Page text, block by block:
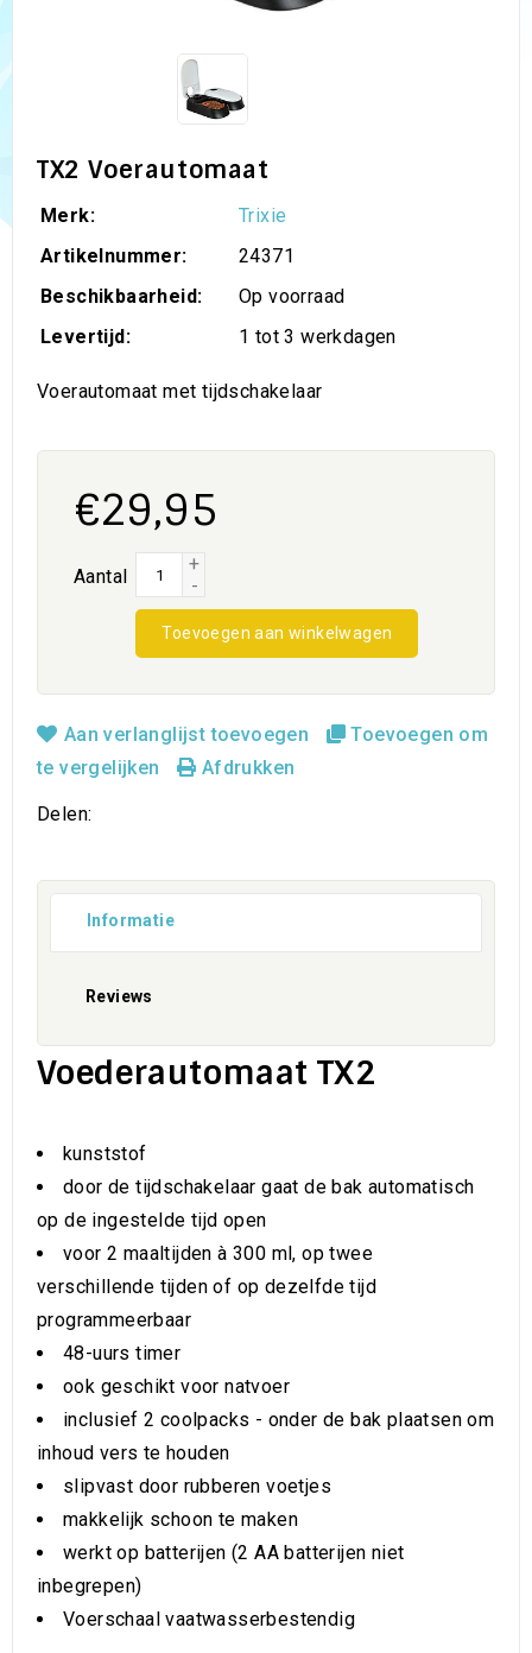
TX2 Voerautomaat
Merk:
Trixie
Artikelnummer:
24371
Beschikbaarheid:
Op voorraad
Levertijd:
1 tot 3 werkdagen
Voerautomaat met tijdschakelaar
€29,95
Aantal
+
-
Toevoegen aan winkelwagen
Aan verlanglijst toevoegen
Toevoegen om
te vergelijken
Afdrukken
Delen:
Informatie
Reviews
Voederautomaat TX2
kunststof
door de tijdschakelaar gaat de bak automatisch
op de ingestelde tijd open
voor 2 maaltijden à 300 ml, op twee
verschillende tijden of op dezelfde tijd
programmeerbaar
48-uurs timer
ook geschikt voor natvoer
inclusief 2 coolpacks - onder de bak plaatsen om
inhoud vers te houden
slipvast door rubberen voetjes
makkelijk schoon te maken
werkt op batterijen (2 AA batterijen niet
inbegrepen)
Voerschaal vaatwasserbestendig